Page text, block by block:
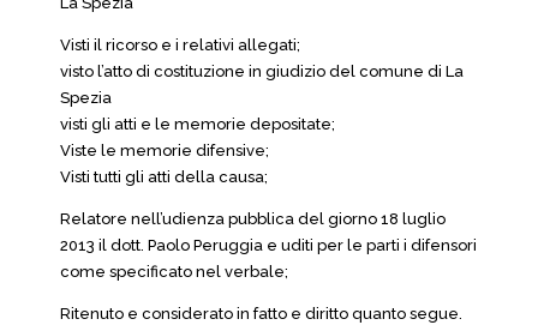
Visti il ricorso e i relativi allegati;
visto l’atto di costituzione in giudizio del comune di La
Spezia
visti gli atti e le memorie depositate;
Viste le memorie difensive;
Visti tutti gli atti della causa;
Relatore nell’udienza pubblica del giorno 18 luglio
2013 il dott. Paolo Peruggia e uditi per le parti i difensori
come specificato nel verbale;
Ritenuto e considerato in fatto e diritto quanto segue.